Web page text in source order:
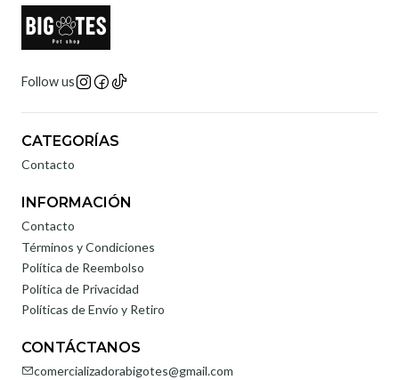
Follow us
CATEGORÍAS
Contacto
INFORMACIÓN
Contacto
Términos y Condiciones
Política de Reembolso
Política de Privacidad
Políticas de Envío y Retiro
CONTÁCTANOS
comercializadorabigotes@gmail.com